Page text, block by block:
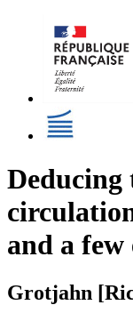
Deducing
and a
Grotjahn